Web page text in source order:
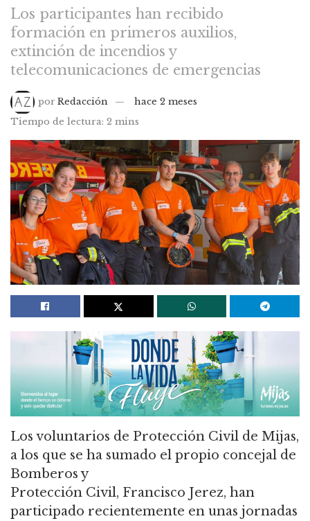
Los participantes han recibido
formación en primeros auxilios,
extinción de incendios y
telecomunicaciones de emergencias
por Redacción
hace 2 meses
Tiempo de lectura: 2 mins
Los voluntarios de Protección Civil de Mijas,
a los que se ha sumado el propio concejal de
Bomberos y
Protección Civil, Francisco Jerez, han
participado recientemente en unas jornadas